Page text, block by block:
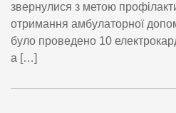
звернулися з метою
отримання амбулаторної
було проведено 10
а […]